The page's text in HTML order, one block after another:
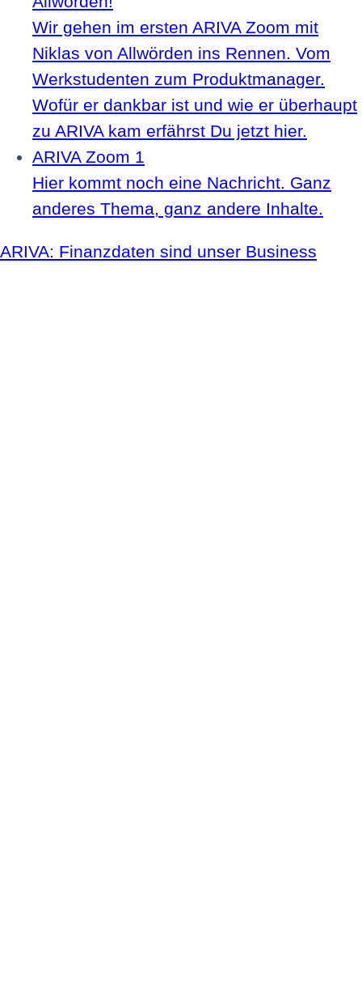
Wir gehen im ersten ARIVA Zoom mit
Niklas von Allwörden ins Rennen. Vom
Werkstudenten zum Produktmanager.
Wofür er dankbar ist und wie er überhaupt
zu ARIVA kam erfährst Du jetzt hier.
ARIVA Zoom 1
Hier kommt noch eine Nachricht. Ganz
anderes Thema, ganz andere Inhalte.
ARIVA: Finanzdaten sind unser Business